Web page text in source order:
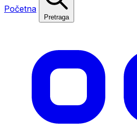
Početna
Pretraga